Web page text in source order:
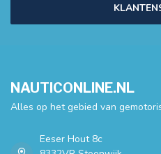
NAUTICONLINE.NL
Alles op het gebied van
Eeser Hout 8c